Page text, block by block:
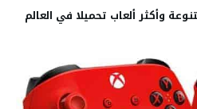
وأكثر ألعاب تحميلا في العالم